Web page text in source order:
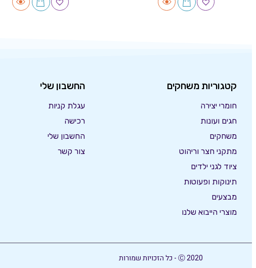
קטגוריות משחקים
חומרי יצירה
חגים ועונות
משחקים
מתקני חצר וריהוט
ציוד לגני ילדים
תינוקות ופעוטות
מבצעים
מוצרי הייבוא שלנו
החשבון שלי
עגלת קניות
רכישה
החשבון שלי
צור קשר
Ⓒ 2020 - כל הזכויות שמורות